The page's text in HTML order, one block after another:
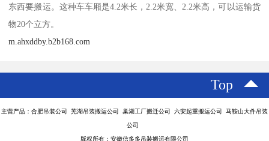
东西要搬运。这种车车厢是4.2米长，2.2米宽、2.2米高，可以运输货
物20个立方。
m.ahxddby.b2b168.com
Top
主营产品：合肥吊装公司 芜湖吊装搬运公司 巢湖工厂搬迁公司 六安起重搬运公司 马鞍山大件吊装
公司
版权所有：安徽信多多吊装搬运有限公司